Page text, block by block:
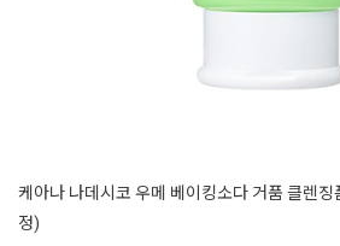
케아나 나데시코 우메 베이킹소다 거품 클렌
정)